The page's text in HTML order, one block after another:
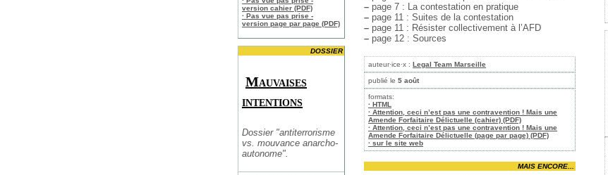
version cahier (PDF)
· Pas vue pas prise -
version page par page (PDF)
DOSSIER
Mauvaises
intentions
Dossier "antiterrorisme
vs. mouvance anarcho-
autonome".
– page 7 : La contestation en pratique
– page 11 : Suites de la contestation
– page 11 : Résister collectivement à l’AFD
– page 12 : Sources
auteur·ice·x : Legal Team Marseille
publié le 5 août
formats:
· HTML
· Attention, ceci n’est pas une contravention ! Mais une
Amende Forfaitaire Délictuelle (cahier) (PDF)
· Attention, ceci n’est pas une contravention ! Mais une
Amende Forfaitaire Délictuelle (page par page) (PDF)
· sur le site web
MAIS ENCORE...